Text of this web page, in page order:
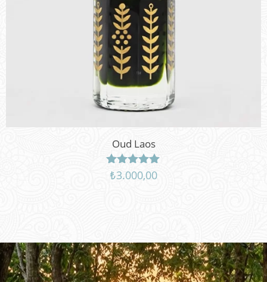
Oud Laos
5 üzerinden
₺3.000,00